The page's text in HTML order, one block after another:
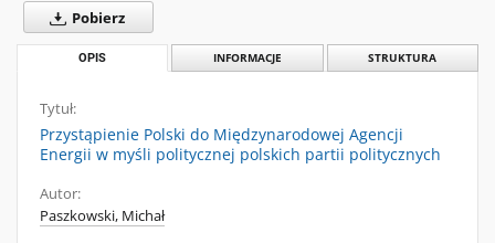
Pobierz
OPIS INFORMACJE STRUKTURA
Tytuł:
Przystąpienie Polski do Międzynarodowej Agencji
Energii w myśli politycznej polskich partii politycznych
Autor:
Paszkowski, Michał